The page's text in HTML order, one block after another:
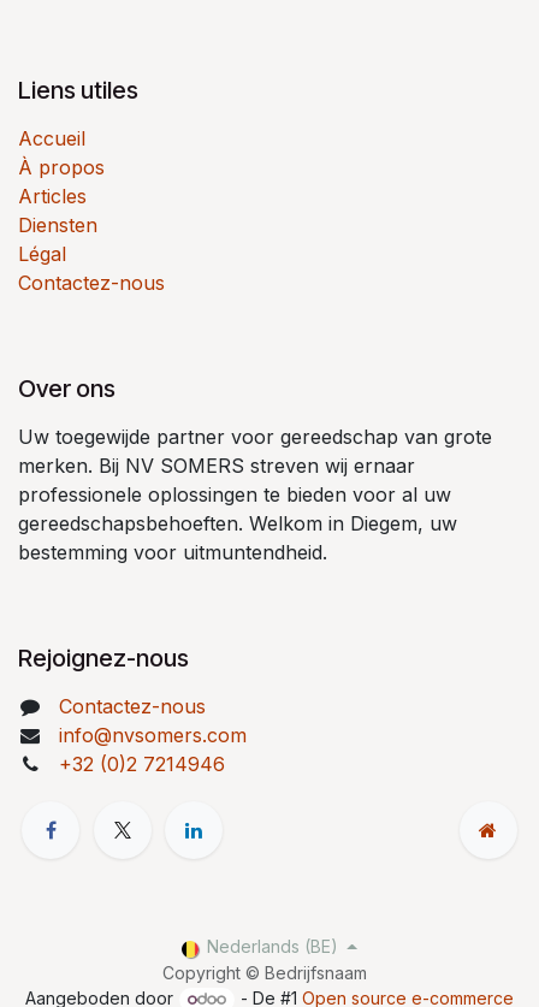
Liens utiles
Accueil
À propos
Articles
Diensten
Légal
Contactez-nous
Over ons
Uw toegewijde partner voor gereedschap van grote
merken. Bij NV SOMERS streven wij ernaar
professionele oplossingen te bieden voor al uw
gereedschapsbehoeften. Welkom in Diegem, uw
bestemming voor uitmuntendheid.
Rejoignez-nous
Contactez-nous
info@nvsomers.com
+32 (0)2 7214946
Copyright © Bedrijfsnaam
Nederlands (BE)
Aangeboden door - De #1Open source e-commerce